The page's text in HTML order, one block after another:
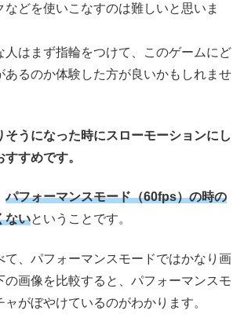
などを使いこなすのは難しいと思いま
人はまず指輪をつけて、このゲームにど
あるのか体験した方が良いかもしれませ
そうになった時にスローモーションにし
すめです。
パフォーマンスモード（60fps）の時の
ないということです。
て、パフォーマンスモードではかなり画
の画像を比較すると、パフォーマンスモ
がぼやけているのがわかります。